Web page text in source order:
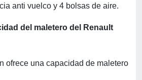
anti vuelco y 4 bolsas de aire.
del maletero del Renault
ofrece una capacidad de maletero